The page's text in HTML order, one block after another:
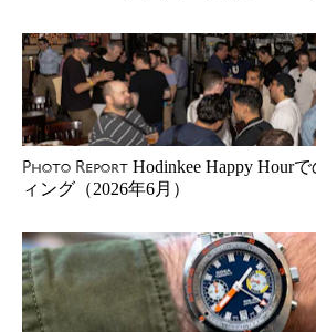
Photo Report Hodinkee Happy Hour
ィング（2026年6月）